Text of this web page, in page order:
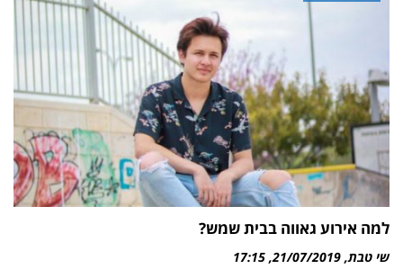
למה אירוע גאווה בבית שמש?
שי טבת 21/07/2019
17:15